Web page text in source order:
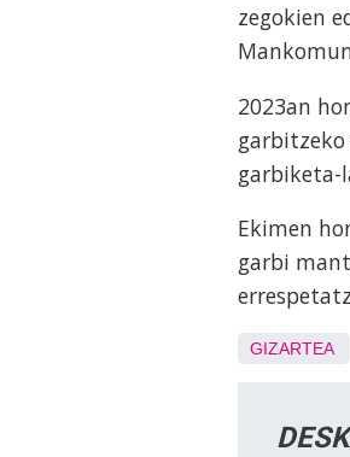
zegokien
2023an
garbiketa-
Ekimen
garbi
GIZARTEA